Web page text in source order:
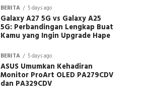
BERITA 5 days ago
Galaxy A27 5G vs Galaxy A25
5G: Perbandingan Lengkap Buat
Kamu yang Ingin Upgrade Hape
BERITA 5 days ago
ASUS Umumkan Kehadiran
Monitor ProArt OLED PA279CDV
dan PA329CDV